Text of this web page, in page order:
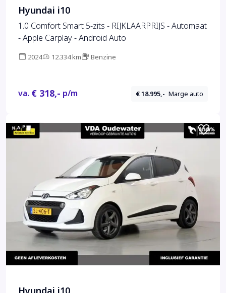
Hyundai i10
1.0 Comfort Smart 5-zits - RIJKLAARPRIJS - Automaat
- Apple Carplay - Android Auto
2024 12.334 km Benzine
va. € 318,- p/m € 18.995,- Marge auto